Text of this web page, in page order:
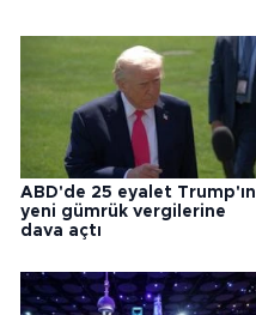
ABD'de 25 eyalet Trump'ın
yeni gümrük vergilerine
dava açtı